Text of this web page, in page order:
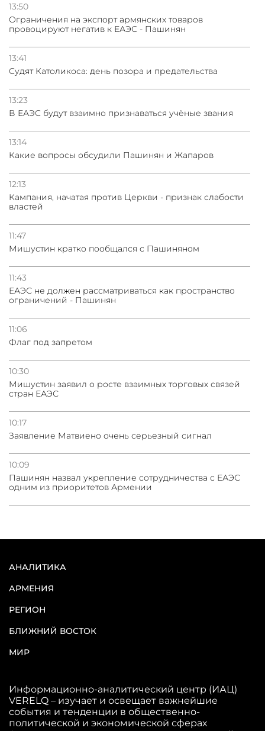
13:50
Oграничения на экспорт армянских товаров
провоцируют негатив к ЕАЭС - Пашинян
13:41
Судят Католикоса: день позора и предательства
13:23
В ЕАЭС будут взаимно признаваться учёные звания
13:14
Какие вопросы обсудили Пашинян и Жапаров
12:13
Кампания, начатая против Церкви - признак слабости
властей
11:47
Мишустин кратко пообщался с Пашиняном
11:43
ЕАЭС не должен рассматриваться как пространство
ограничений - Пашинян
11:06
Флаг под запретом
10:30
Мишустин заявил о росте взаимных торговых связей
стран ЕАЭС
10:17
Заявление Матвиено очень серьезный сигнал
10:09
Пашинян назвал укрепление сотрудничества с ЕАЭС
одним из приоритетов Армении
АНАЛИТИКА
АРМЕНИЯ
РЕГИОН
БЛИЖНИЙ ВОСТОК
МИР
Информационно-аналитический центр (ИАЦ)
VERELQ – изучает и освещает важнейшие
события и тенденции в общественно-
политической и экономической сферах